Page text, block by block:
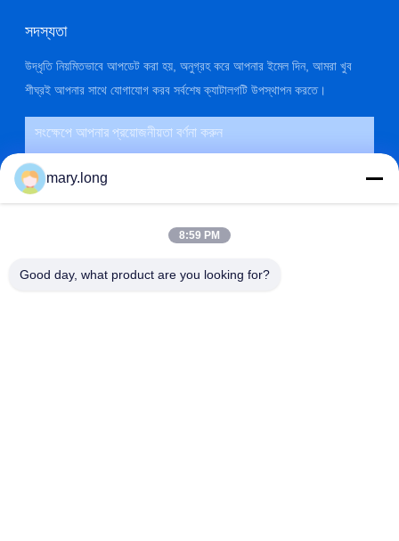
সদস্যতা
উদ্ধৃতি নিয়মিতভাবে আপডেট করা হয়, অনুগ্রহ করে আপনার ইমেল দিন, আমরা খুব
শীঘ্রই আপনার সাথে যোগাযোগ করব সর্বশেষ ক্যাটালগটি উপস্থাপন করতে।
mary.long
8:59 PM
Good day, what product are you looking for?